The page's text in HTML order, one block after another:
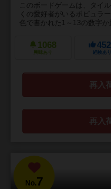
このボードゲームは、タイ
くの愛好者がいるポピュラ
色で書かれた1～13の数字か
1068
興味あり 経験あり
再入
再入
No.7